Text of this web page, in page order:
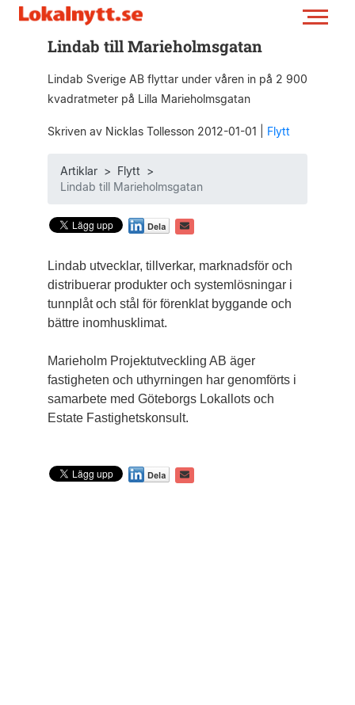
Lindab till Marieholmsgatan
Lindab Sverige AB flyttar under våren in på 2 900
kvadratmeter på Lilla Marieholmsgatan
Skriven av Nicklas Tollesson 2012-01-01 Flytt
Artiklar> Flytt >
Lindab till Marieholmsgatan
Lindab utvecklar, tillverkar, marknadsför och
distribuerar produkter och systemlösningar i
tunnplåt och stål för förenklat byggande och
bättre inomhusklimat.
Marieholm Projektutveckling AB äger
fastigheten och uthyrningen har genomförts i
samarbete med Göteborgs Lokallots och
Estate Fastighetskonsult.